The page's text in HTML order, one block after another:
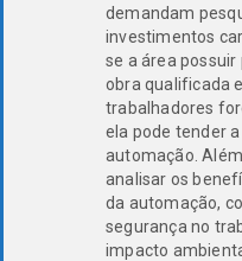
demandam
investimentos
se a área possuir
obra qualificada
trabalhadores
ela pode tender
automação.
analisar os
da automação,
segurança no
impacto